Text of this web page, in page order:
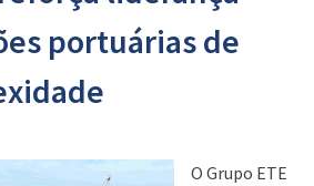
portuárias de
O Grupo ETE